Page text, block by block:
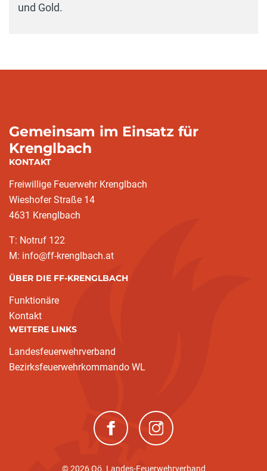
und Gold.
Gemeinsam im Einsatz für
Krenglbach
KONTAKT
Freiwillige Feuerwehr Krenglbach
Wieshofer Straße 14
4631 Krenglbach
T: Notruf 122
M: info@ff-krenglbach.at
ÜBER DIE FF-KRENGLBACH
Funktionäre
Kontakt
WEITERE LINKS
Landesfeuerwehrverband
Bezirksfeuerwehrkommando WL
(neues Fenster)(neues Fenster)
© 2026 Oö. Landes-Feuerwehrverband